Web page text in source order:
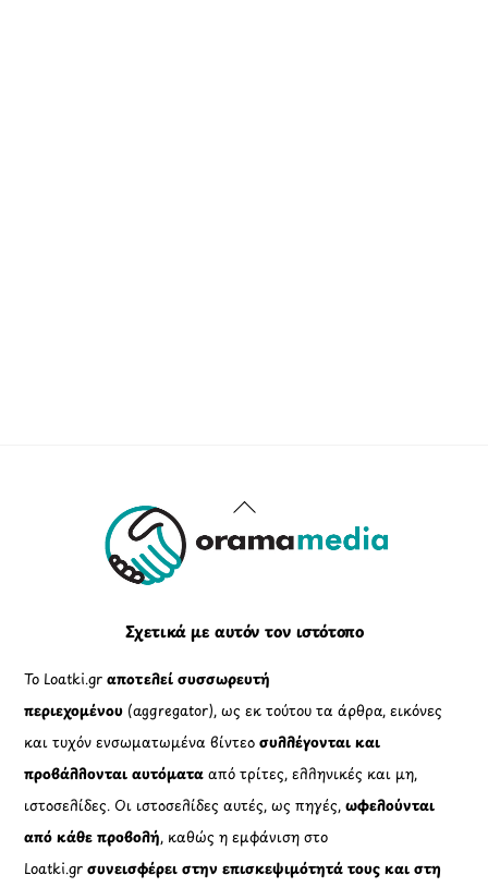
Back
To
Σχετικά με αυτόν τον ιστότοπο
Το Loatki.grαποτελεί συσσωρευτή
περιεχομένου (aggregator), ως εκ τούτου τα άρθρα, εικόνες
και τυχόν ενσωματωμένα βίντεοσυλλέγονται και
προβάλλονται αυτόματααπό τρίτες, ελληνικές και μη,
ιστοσελίδες. Οι ιστοσελίδες αυτές, ως πηγές,ωφελούνται
από κάθε προβολή, καθώς η εμφάνιση στο
Loatki.gr συνεισφέρει στην επισκεψιμότητά τους και στη